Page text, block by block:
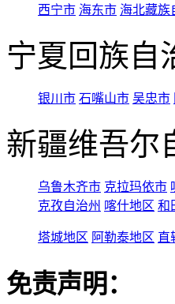
西宁市 海东市 海北藏族
宁夏回族自
银川市 石嘴山市 吴忠市
新疆维吾尔
乌鲁木齐市 克拉玛依市
克孜自治州 喀什地区 和
塔城地区 阿勒泰地区 直
免责声明：